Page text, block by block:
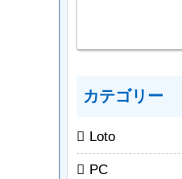
カテゴリー
Loto
PC